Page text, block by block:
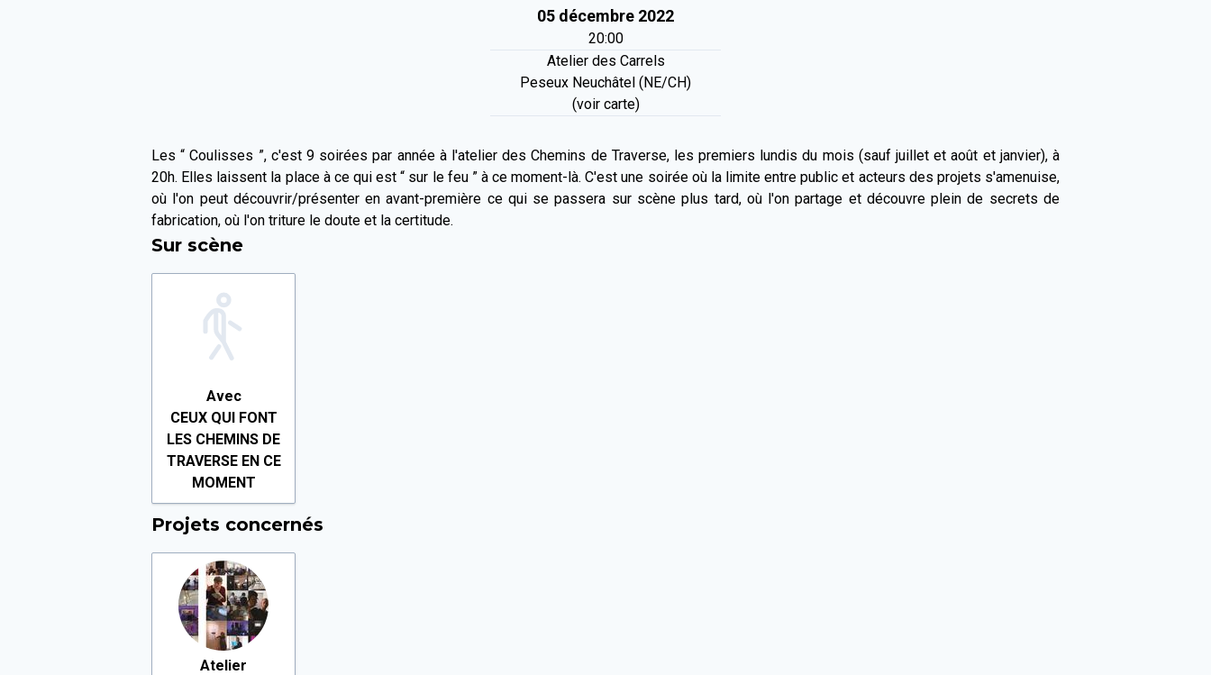
05 décembre 2022
20:00
Atelier des Carrels
Peseux Neuchâtel (NE/CH)
(voir carte)
Les “ Coulisses ”, c'est 9 soirées par année à l'atelier des Chemins de Traverse, les premiers lundis du mois (sauf juillet et août et janvier), à
20h. Elles laissent la place à ce qui est “ sur le feu ” à ce moment-là. C'est une soirée où la limite entre public et acteurs des projets s'amenuise,
où l'on peut découvrir/présenter en avant-première ce qui se passera sur scène plus tard, où l'on partage et découvre plein de secrets de
fabrication, où l'on triture le doute et la certitude.
Sur scène
Avec
CEUX QUI FONT
LES CHEMINS DE
TRAVERSE EN CE
MOMENT
Projets concernés
Atelier